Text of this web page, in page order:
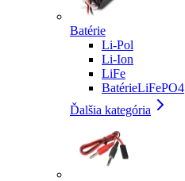
Batérie
Li-Pol
Li-Ion
LiFe
BatérieLiFePO4
Ďalšia kategória